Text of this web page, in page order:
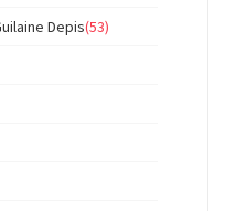
Depis(53)